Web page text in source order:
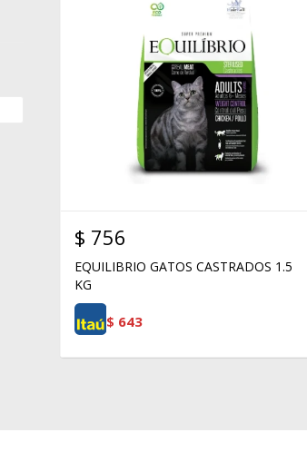
$ 756
EQUILIBRIO GATOS CASTRADOS 1.5
KG
$ 643